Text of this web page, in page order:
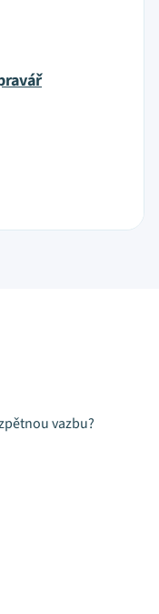
vazbu?